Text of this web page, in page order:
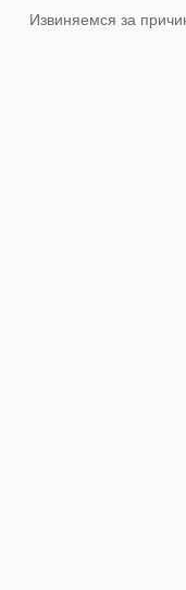
Извиняемся за